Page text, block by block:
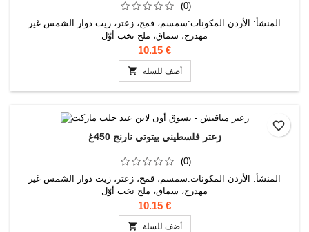
(0)
المنشأ: الأردن المكونات:سمسم، قمح، زعتر، زيت دوار الشمس غير
مهدرج، سماق، ملح نخب أوّل
10.15 €
 أضف للسلة
زعتر فلسطيني بيتوتي نارنج 450غ
(0)
المنشأ: الأردن المكونات:سمسم، قمح، زعتر، زيت دوار الشمس غير
مهدرج، سماق، ملح نخب أوّل
10.15 €
 أضف للسلة
favorite_border